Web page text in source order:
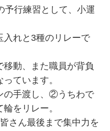
予行練習として、小運
入れと3種のリレーで
動、また職員が背負
ています。
の手渡し、②うちわで
をリレー。
さん最後まで集中力を